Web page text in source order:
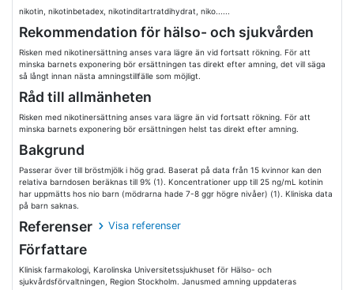
nikotin, nikotinbetadex, nikotinditartratdihydrat, niko......
Rekommendation för hälso- och sjukvården
Risken med nikotinersättning anses vara lägre än vid fortsatt rökning. För att
minska barnets exponering bör ersättningen tas direkt efter amning, det vill säga
så långt innan nästa amningstillfälle som möjligt.
Råd till allmänheten
Risken med nikotinersättning anses vara lägre än vid fortsatt rökning. För att
minska barnets exponering bör ersättningen helst tas direkt efter amning.
Bakgrund
Passerar över till bröstmjölk i hög grad. Baserat på data från 15 kvinnor kan den
relativa barndosen beräknas till 9% (1). Koncentrationer upp till 25 ng/mL kotinin
har uppmätts hos nio barn (mödrarna hade 7-8 ggr högre nivåer) (1). Kliniska data
på barn saknas.
Referenser Visa referenser
Författare
Klinisk farmakologi, Karolinska Universitetssjukhuset för Hälso- och
sjukvårdsförvaltningen, Region Stockholm. Janusmed amning uppdateras